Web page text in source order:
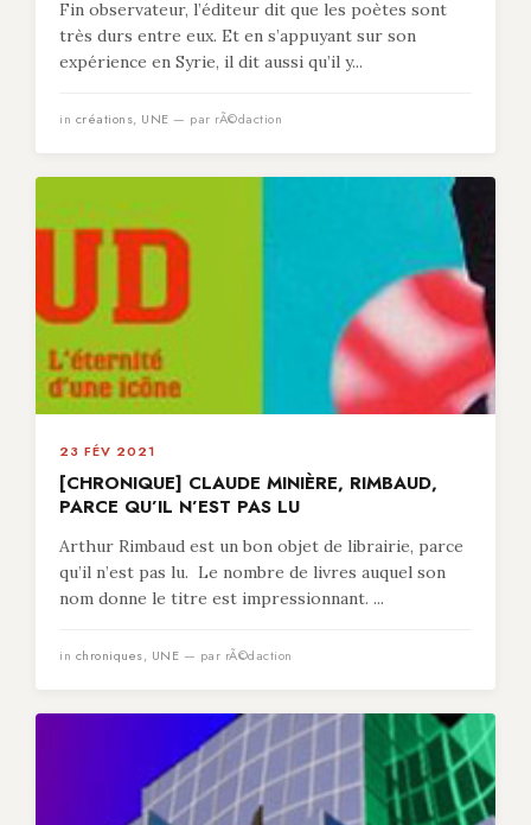
Fin observateur, l’éditeur dit que les poètes sont
très durs entre eux. Et en s’appuyant sur son
expérience en Syrie, il dit aussi qu’il y...
in créations, UNE — par rÃ©daction
23 FÉV 2021
[CHRONIQUE] CLAUDE MINIÈRE, RIMBAUD,
PARCE QU’IL N’EST PAS LU
Arthur Rimbaud est un bon objet de librairie, parce
qu’il n’est pas lu. Le nombre de livres auquel son
nom donne le titre est impressionnant. ...
in chroniques, UNE — par rÃ©daction